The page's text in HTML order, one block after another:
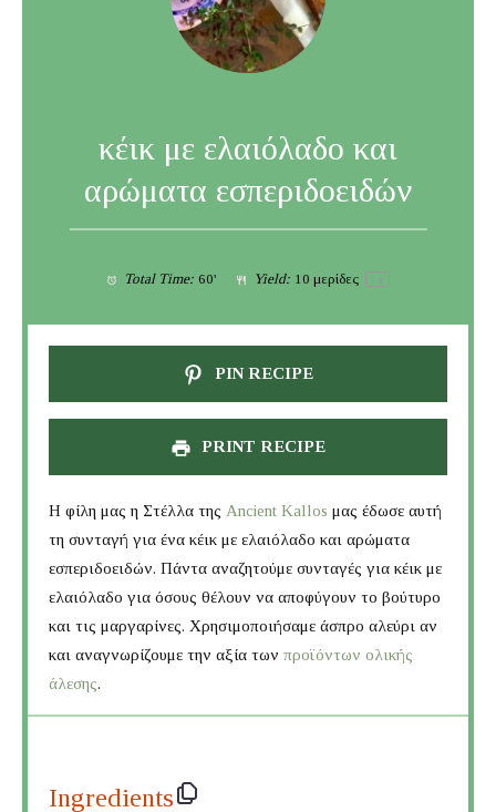
κέικ με ελαιόλαδο και
αρώματα εσπεριδοειδών
Total Time: 60' Yield: 10 μερίδες 1 x
PIN RECIPE
PRINT RECIPE
Η φίλη μας η Στέλλα της Ancient Kallos μας έδωσε αυτή
τη συνταγή για ένα κέικ με ελαιόλαδο και αρώματα
εσπεριδοειδών. Πάντα αναζητούμε συνταγές για κέικ με
ελαιόλαδο για όσους θέλουν να αποφύγουν το βούτυρο
και τις μαργαρίνες. Χρησιμοποιήσαμε άσπρο αλεύρι αν
και αναγνωρίζουμε την αξία των προϊόντων ολικής
άλεσης.
Ingredients